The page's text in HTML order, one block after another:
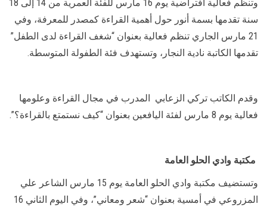
وتنظم فعالية افتراضية يوم 16 مارس للفئة العمرية من 14 إلى 18
سنة تقدمها بسمة أنور حول أهمية القراءة كمصدر للمعرفة، وفي
21 مارس الجاري تنظم فعالية بعنوان “شغف القراءة لدى الطفل”
تقدمها الكاتبة نادية النجار، وتستهدف فئة الطفولة المتوسطة.
وقدم الكاتب تركي الزعابي المدرب في مجال القراءة وعلومها
فعالية يوم 8 مارس لفئة اليافعين بعنوان “كيف نستمتع بالقراءة؟”.
مكتبة وادي الحلو العامة
وتستضيف مكتبة وادي الحلو العامة يوم 15 مارس الشاعر علي
المزروعي في أمسية بعنوان “شعر ومعاني”، وفي اليوم الثاني 16